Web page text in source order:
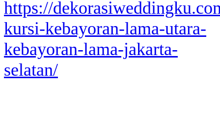
https://
kursi-kebayoran-lama-utara-
kebayoran-lama-jakarta-
selatan/